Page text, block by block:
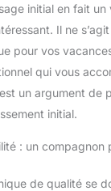
initial en fait un
Il ne
pour vos
qui vous
un argument de
initial.
: un compagnon
de qualité se